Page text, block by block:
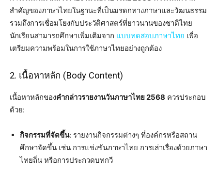
สำคัญของภาษาไทยในฐานะที่เป็นมรดกทางภาษาและวัฒนธรรม
รวมถึงการเชื่อมโยงกับประวัติศาสตร์ที่ยาวนานของชาติไทย
นักเรียนสามารถศึกษาเพิ่มเติมจาก แบบทดสอบภาษาไทย เพื่อ
เตรียมความพร้อมในการใช้ภาษาไทยอย่างถูกต้อง
2. เนื้อหาหลัก (Body Content)
เนื้อหาหลักของคำกล่าวรายงานวันภาษาไทย 2568 ควรประกอบ
ด้วย:
กิจกรรมที่จัดขึ้น: รายงานกิจกรรมต่างๆ ที่องค์กรหรือสถาน
ศึกษาจัดขึ้น เช่น การแข่งขันภาษาไทย การเล่าเรื่องด้วยภาษา
ไทยถิ่น หรือการประกวดบทกวี